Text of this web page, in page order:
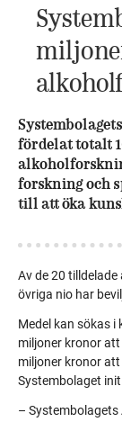
fördelat totalt
forskning och
till att öka
Av de 20
övriga nio har
Medel kan sökas
miljoner kronor
miljoner kronor
Systembolaget
–